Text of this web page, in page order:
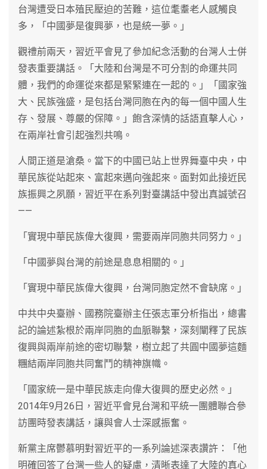
台灣遭受日本殖民壓迫的苦難，這位耄耋老人感觸良
多，「中國夢是復興夢，也是統一夢。」
觀禮前兩天，習近平會見了參加紀念活動的台灣人士併
發表重要講話。「大陸和台灣是不可分割的命運共同
體，我們的命運從來都是緊緊連在一起的。」「國家強
大、民族強盛，是包括台灣同胞在內的每一個中國人生
存、發展、尊嚴的保障。」飽含深情的話語直擊人心，
在兩岸社會引起強烈共鳴。
人間正道是滄桑。當下的中國已站上世界舞臺中央，中
華民族從站起來、富起來邁向強起來。面對如此接近民
族振興之夙願，習近平在系列對臺講話中發出真誠號召
——
「實現中華民族偉大復興，需要兩岸同胞共同努力。」
「中國夢與台灣的前途是息息相關的。」
「實現中華民族偉大復興，台灣同胞定然不會缺席。」
中共中央臺辦、國務院臺辦主任張志軍分析指出，總書
記的論述紮根於兩岸同胞的血脈聯繫，深刻闡釋了民族
復興與兩岸前途的密切聯繫，樹立起了共圓中國夢這麵
糰結兩岸同胞共同奮鬥的精神旗幟。
「國家統一是中華民族走向偉大復興的歷史必然。」
2014年9月26日，習近平會見台灣和平統一團體聯合參
訪團時發表講話，讓與會人士深感振奮。
新黨主席鬱慕明對習近平的一系列論述深表讚許：「他
明確回答了台灣一些人的疑慮，清晰表達了大陸的真心